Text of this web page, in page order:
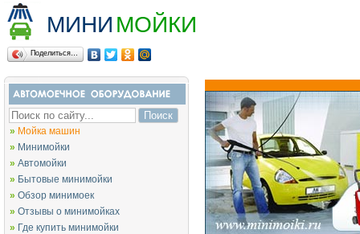
МИНИ МОЙКИ
Поделиться…
» Мойка машин
» Минимойки
» Автомойки
» Бытовые минимойки
» Обзор минимоек
» Отзывы о минимойках
» Где купить минимойки